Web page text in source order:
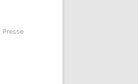
Presse